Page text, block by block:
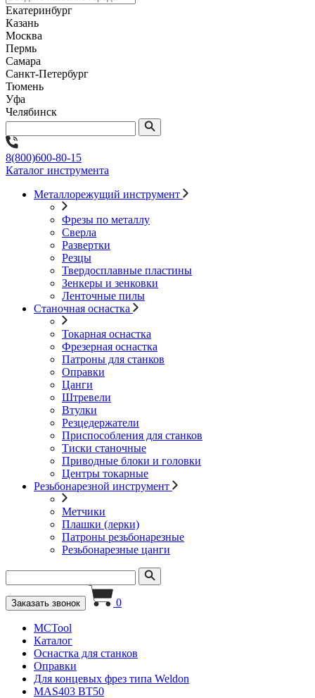
Екатеринбург
Казань
Москва
Пермь
Самара
Санкт-Петербург
Тюмень
Уфа
Челябинск
8(800)600-80-15
Каталог инструмента
Металлорежущий инструмент
Фрезы по металлу
Сверла
Развертки
Резцы
Твердосплавные пластины
Зенкеры и зенковки
Ленточные пилы
Станочная оснастка
Токарная оснастка
Фрезерная оснастка
Патроны для станков
Оправки
Цанги
Штревели
Втулки
Резцедержатели
Приспособления для станков
Тиски станочные
Приводные блоки и головки
Центры токарные
Резьбонарезной инструмент
Метчики
Плашки (лерки)
Патроны резьбонарезные
Резьбонарезные цанги
Заказать звонок 0
MCTool
Каталог
Оснастка для станков
Оправки
Для концевых фрез типа Weldon
MAS403 BT50